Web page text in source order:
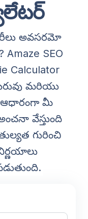
అవసరమో
SEO
Calculator
మరియు
ఆధారంగా మీ
వేస్తుంది
గురించి